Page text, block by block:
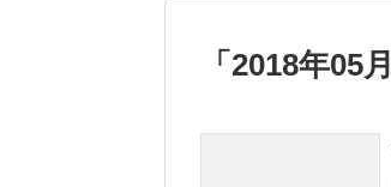
「 2018年05月